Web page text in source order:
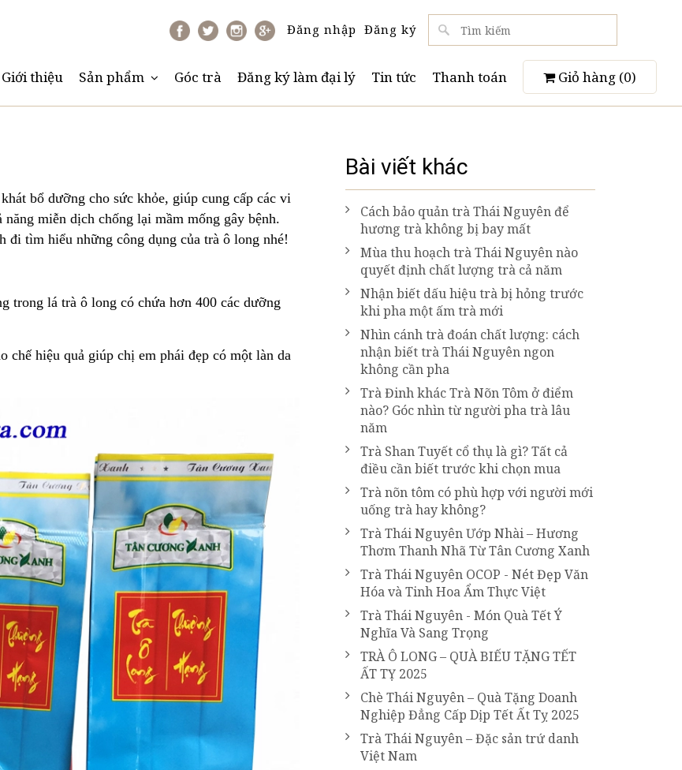
Đăng nhập Đăng ký
Giới thiệu Sản phẩm Góc trà Đăng ký làm đại lý Tin tức Thanh toán Giỏ hàng (0)
bổ dưỡng cho sức khỏe, giúp cung cấp các vi
miễn dịch chống lại mầm mống gây bệnh.
đi tìm hiểu những công dụng của trà ô long nhé!
trong lá trà ô long có chứa hơn 400 các dưỡng
chế hiệu quả giúp chị em phái đẹp có một làn da
Bài viết khác
Cách bảo quản trà Thái Nguyên để
hương trà không bị bay mất
Mùa thu hoạch trà Thái Nguyên nào
quyết định chất lượng trà cả năm
Nhận biết dấu hiệu trà bị hỏng trước
khi pha một ấm trà mới
Nhìn cánh trà đoán chất lượng: cách
nhận biết trà Thái Nguyên ngon
không cần pha
Trà Đinh khác Trà Nõn Tôm ở điểm
nào? Góc nhìn từ người pha trà lâu
năm
Trà Shan Tuyết cổ thụ là gì? Tất cả
điều cần biết trước khi chọn mua
Trà nõn tôm có phù hợp với người mới
uống trà hay không?
Trà Thái Nguyên Ướp Nhài – Hương
Thơm Thanh Nhã Từ Tân Cương Xanh
Trà Thái Nguyên OCOP - Nét Đẹp Văn
Hóa và Tinh Hoa Ẩm Thực Việt
Trà Thái Nguyên - Món Quà Tết Ý
Nghĩa Và Sang Trọng
TRÀ Ô LONG – QUÀ BIẾU TẶNG TẾT
ẤT TỴ 2025
Chè Thái Nguyên – Quà Tặng Doanh
Nghiệp Đẳng Cấp Dịp Tết Ất Tỵ 2025
Trà Thái Nguyên – Đặc sản trứ danh
Việt Nam